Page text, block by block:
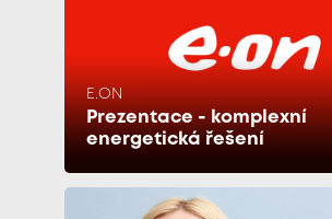
E.ON
Prezentace - komplexní
energetická řešení